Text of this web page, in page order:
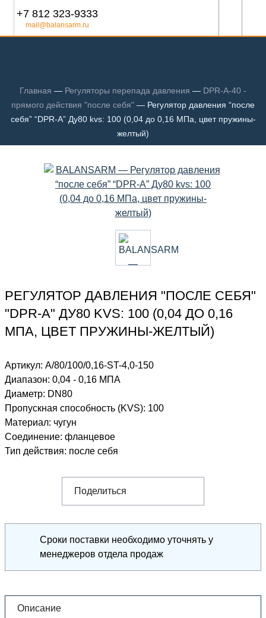
+7 812 323-9333
mail@balansarm.ru
Главная — Регуляторы перепада давления — DPR-A-40 -
прямого действия "после себя" — Регулятор давления “после
себя” “DPR-A” Ду80 kvs: 100 (0,04 до 0,16 МПа, цвет пружины-
желтый)
РЕГУЛЯТОР ДАВЛЕНИЯ "ПОСЛЕ СЕБЯ"
"DPR-A" ДУ80 KVS: 100 (0,04 ДО 0,16
МПА, ЦВЕТ ПРУЖИНЫ-ЖЕЛТЫЙ)
Артикул: A/80/100/0,16-ST-4,0-150
Диапазон: 0,04 - 0,16 МПА
Диаметр: DN80
Пропускная способность (KVS): 100
Материал: чугун
Соединение: фланцевое
Тип действия: после себя
Поделиться
Сроки поставки необходимо уточнять у
менеджеров отдела продаж
Описание